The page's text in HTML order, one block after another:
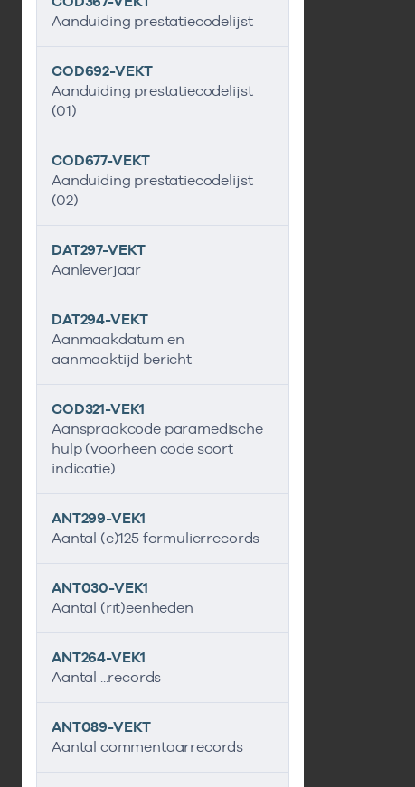
Aanduiding prestatiecodelijst
COD692-VEKT
Aanduiding prestatiecodelijst
(01)
COD677-VEKT
Aanduiding prestatiecodelijst
(02)
DAT297-VEKT
Aanleverjaar
DAT294-VEKT
Aanmaakdatum en
aanmaaktijd bericht
COD321-VEK1
Aanspraakcode paramedische
hulp (voorheen code soort
indicatie)
ANT299-VEK1
Aantal (e)125 formulierrecords
ANT030-VEK1
Aantal (rit)eenheden
ANT264-VEK1
Aantal ...records
ANT089-VEKT
Aantal commentaarrecords